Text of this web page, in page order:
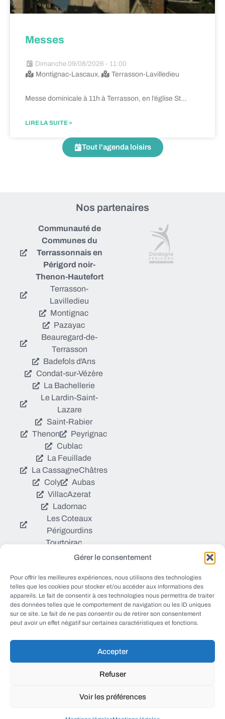
Gérer le consentement
Pour offrir les meilleures expériences, nous utilisons des technologies
telles que les cookies pour stocker et/ou accéder aux informations des
appareils. Le fait de consentir à ces technologies nous permettra de traiter
des données telles que le comportement de navigation ou les ID uniques
sur ce site. Le fait de ne pas consentir ou de retirer son consentement
peut avoir un effet négatif sur certaines caractéristiques et fonctions.
Accepter
Refuser
Voir les préférences
Messes
Dimanche 09/08/2026 - 11:00
Montignac-Lascaux,
Terrasson-Lavilledieu
Messe dominicale à 11h à Terrasson, en l’église St…
LIRE LA SUITE »
Tout l'agenda loisirs
Nos partenaires
Communauté de
Communes du
Terrassonnais en
Périgord noir-
Thenon-Hautefort
Terrasson-
Lavilledieu
Montignac
Pazayac
Beauregard-de-
Terrasson
Badefols d'Ans
Condat-sur-Vézère
La Bachellerie
Le Lardin-Saint-
Lazare
Saint-Rabier
Thenon
Peyrignac
Cublac
La Feuillade
La CassagneChâtres
Coly
Aubas
VillacAzerat
Ladornac
Les Coteaux
Périgourdins
Tourtoirac
© EWANEWS tous droits
réservés
https://ewanews.com/fee
d/
Qui sommes nous ?
Sources et Blogs
Numéros utiles
conception FORMACREA